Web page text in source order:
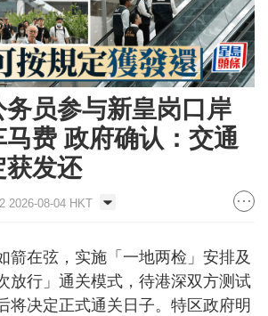
务员参与新皇岗口岸
费 政府确认：交通
获发还
2026-08-04 HKT
箭在弦，实施「一地两检」安排及
放行」通关模式，待港深双方测试
将决定正式通关日子。特区政府明